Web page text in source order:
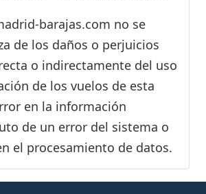
barajas.com no se
de los daños o perjuicios
o indirectamente del uso
de los vuelos de esta
en la información
de un error del sistema o
el procesamiento de datos.